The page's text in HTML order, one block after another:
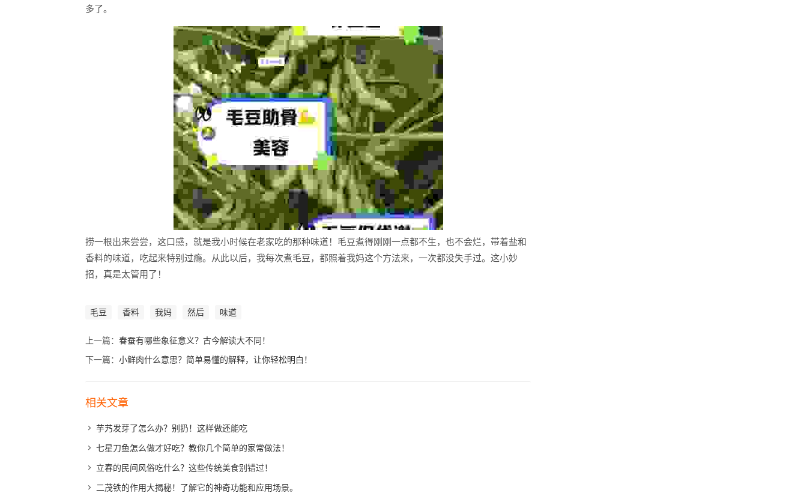
多了。
捞一根出来尝尝，这口感，就是我小时候在老家吃的那种味道！毛豆煮得刚刚一点都不生，也不会烂，带着盐和
香料的味道，吃起来特别过瘾。从此以后，我每次煮毛豆，都照着我妈这个方法来，一次都没失手过。这小妙
招，真是太管用了！
毛豆 香料 我妈 然后 味道
上一篇： 春蚕有哪些象征意义？古今解读大不同！
下一篇： 小鲜肉什么意思？简单易懂的解释，让你轻松明白！
相关文章
芋艿发芽了怎么办？别扔！这样做还能吃
七星刀鱼怎么做才好吃？教你几个简单的家常做法！
立春的民间风俗吃什么？这些传统美食别错过！
二茂铁的作用大揭秘！了解它的神奇功能和应用场景。